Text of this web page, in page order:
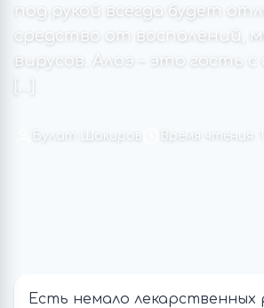
под рукой всегда будет
средство от воспалений,
вирусов. Алоэ – это гость с
Булат Шакиров Время чтения:
Есть немало лекарственных